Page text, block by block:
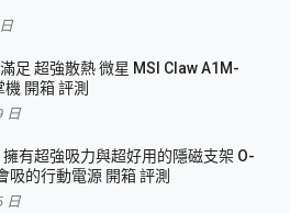
足 超強散熱 微星 MSI Claw A1M-
開箱 評測
日
有超強吸力與超好用的隱磁支架 O-
吸的行動電源 開箱 評測
日